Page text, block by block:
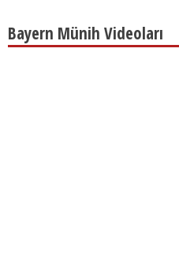
Bayern Münih Videoları